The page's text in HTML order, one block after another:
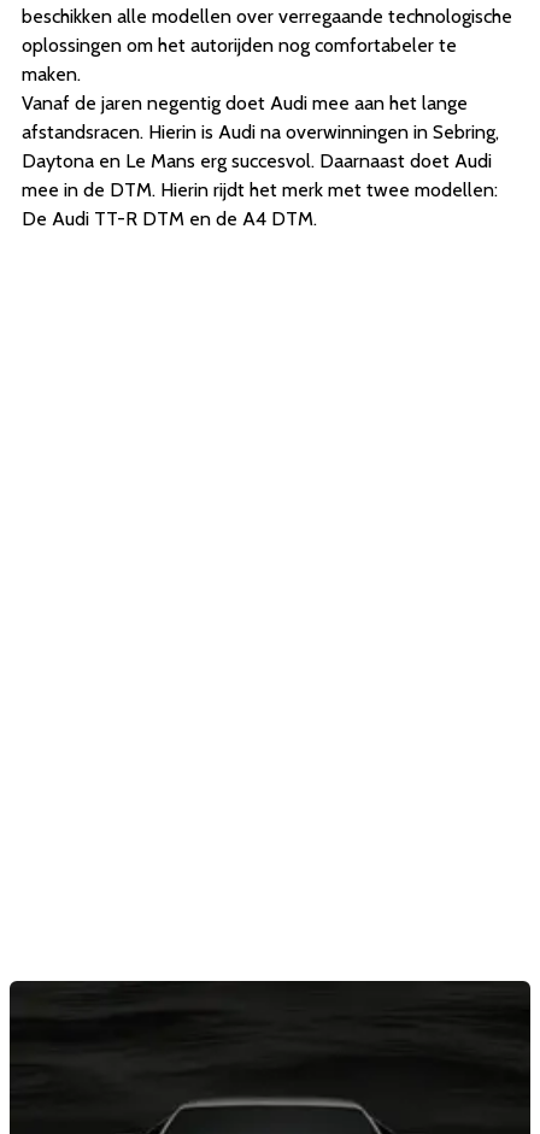
beschikken alle modellen over verregaande technologische
oplossingen om het autorijden nog comfortabeler te
maken.
Vanaf de jaren negentig doet Audi mee aan het lange
afstandsracen. Hierin is Audi na overwinningen in Sebring,
Daytona en Le Mans erg succesvol. Daarnaast doet Audi
mee in de DTM. Hierin rijdt het merk met twee modellen:
De Audi TT-R DTM en de A4 DTM.